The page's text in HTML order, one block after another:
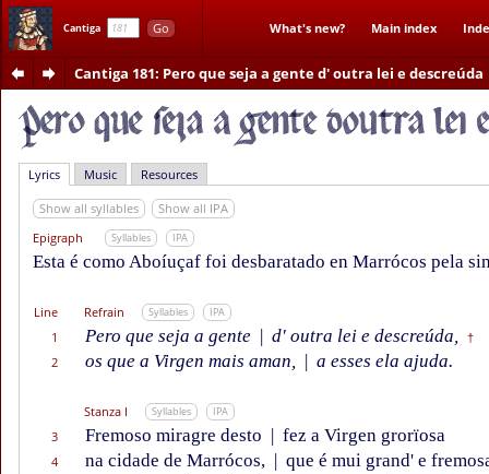
Cantiga Go What's new? Main index
Cantiga 181: Pero que seja a gente d' outra lei e descreúda
Lyrics Music Resources
Show all syllables
Show all IPA
Epigraph
Syllables IPA
Esta é como Aboíuçaf foi desbaratado en Marrócos pela
Line Refrain Syllables IPA
1 Pero que seja a gente | d' outra lei e descreúda, †
2 os que a Virgen mais aman, | a esses ela ajuda.
Stanza I Syllables IPA
3 Fremoso miragre desto | fez a Virgen grorïosa
4 na cidade de Marrócos, | que é mui grand' e